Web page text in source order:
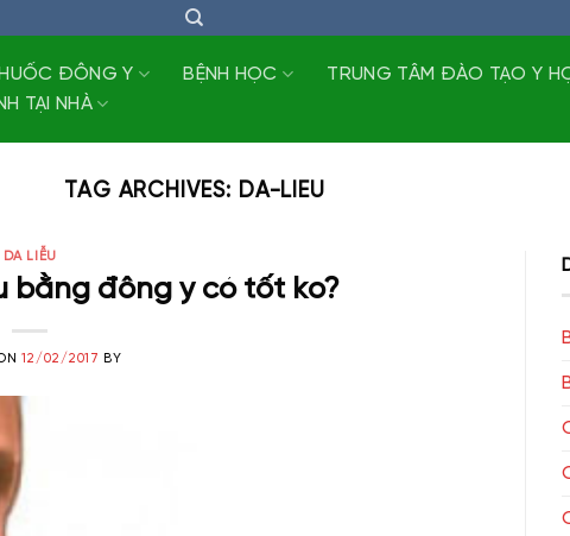
ĐÔNG Y BỆNH HỌC
TRUNG TÂM ĐÀO TẠO Y
TẠI NHÀ
TAG ARCHIVES: DA-LIEU
DA LIỄU
bằng đông y có tốt ko?
12/02/2017 BY